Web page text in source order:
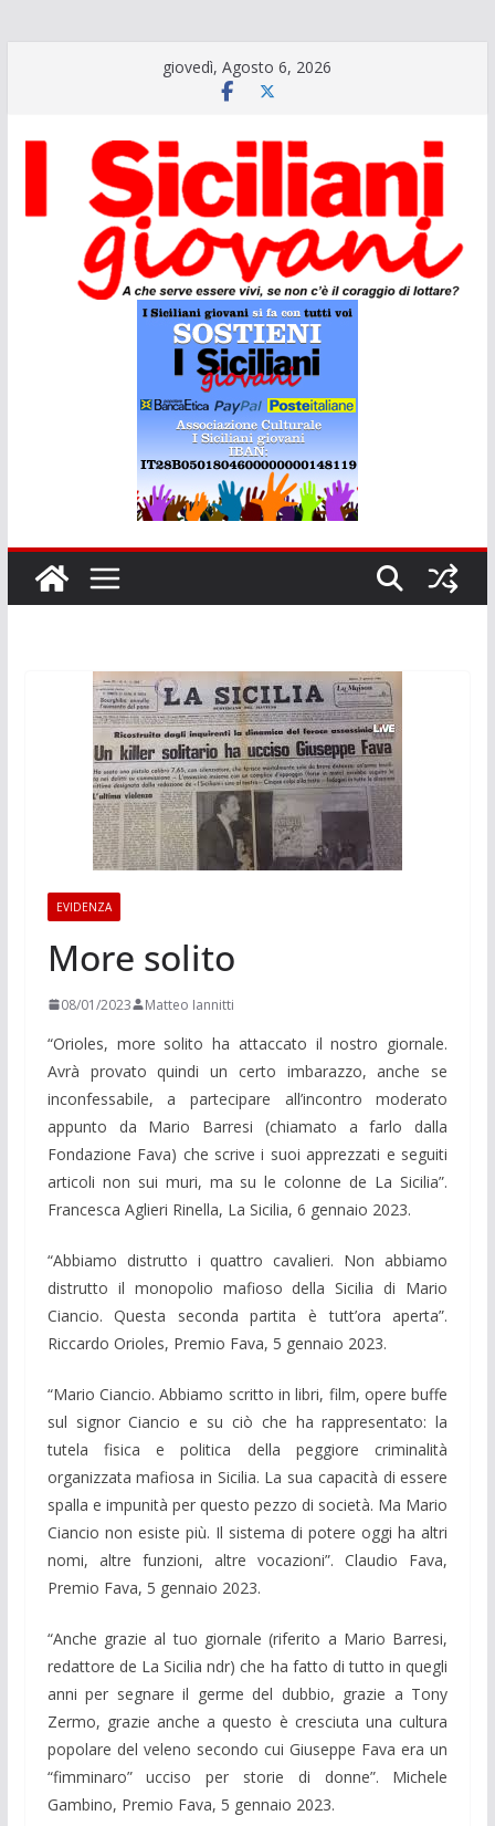
giovedì, Agosto 6, 2026
EVIDENZA
More solito
08/01/2023 Matteo Iannitti
“Orioles, more solito ha attaccato il nostro giornale.
Avrà provato quindi un certo imbarazzo, anche se
inconfessabile, a partecipare all’incontro moderato
appunto da Mario Barresi (chiamato a farlo dalla
Fondazione Fava) che scrive i suoi apprezzati e seguiti
articoli non sui muri, ma su le colonne de La Sicilia”.
Francesca Aglieri Rinella, La Sicilia, 6 gennaio 2023.
“Abbiamo distrutto i quattro cavalieri. Non abbiamo
distrutto il monopolio mafioso della Sicilia di Mario
Ciancio. Questa seconda partita è tutt’ora aperta”.
Riccardo Orioles, Premio Fava, 5 gennaio 2023.
“Mario Ciancio. Abbiamo scritto in libri, film, opere buffe
sul signor Ciancio e su ciò che ha rappresentato: la
tutela fisica e politica della peggiore criminalità
organizzata mafiosa in Sicilia. La sua capacità di essere
spalla e impunità per questo pezzo di società. Ma Mario
Ciancio non esiste più. Il sistema di potere oggi ha altri
nomi, altre funzioni, altre vocazioni”. Claudio Fava,
Premio Fava, 5 gennaio 2023.
“Anche grazie al tuo giornale (riferito a Mario Barresi,
redattore de La Sicilia ndr) che ha fatto di tutto in quegli
anni per segnare il germe del dubbio, grazie a Tony
Zermo, grazie anche a questo è cresciuta una cultura
popolare del veleno secondo cui Giuseppe Fava era un
“fimminaro” ucciso per storie di donne”. Michele
Gambino, Premio Fava, 5 gennaio 2023.